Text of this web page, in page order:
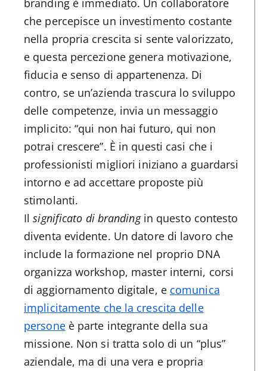
branding è immediato. Un collaboratore
che percepisce un investimento costante
nella propria crescita si sente valorizzato,
e questa percezione genera motivazione,
fiducia e senso di appartenenza. Di
contro, se un’azienda trascura lo sviluppo
delle competenze, invia un messaggio
implicito: “qui non hai futuro, qui non
potrai crescere”. È in questi casi che i
professionisti migliori iniziano a guardarsi
intorno e ad accettare proposte più
stimolanti.
Ilsignificato di brandingin questo contesto
diventa evidente. Un datore di lavoro che
include la formazione nel proprio DNA
organizza workshop, master interni, corsi
di aggiornamento digitale, e comunica
implicitamente che la crescita delle
personeè parte integrante della sua
missione. Non si tratta solo di un “plus”
aziendale, ma di una vera e propria